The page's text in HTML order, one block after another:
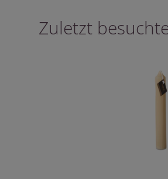
Zuletzt